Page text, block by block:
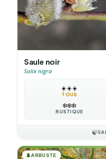
Saule noir
Salix nigra
☀️☀️☀️
TOUS
❄️❄️❄️
RUSTIQUE
🍃
🌲ARBUSTE